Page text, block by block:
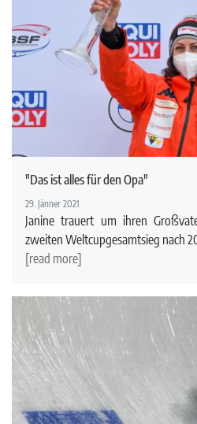
"Das ist alles für den Opa"
29. Jänner 2021
Janine trauert um ihren
zweiten Weltcupgesamtsieg nach
[read more]